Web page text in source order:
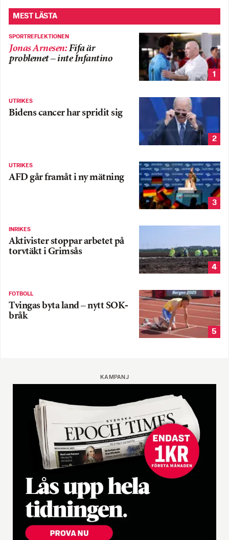
MEST LÄSTA
SPORTREFLEKTIONEN
Jonas Arnesen:Fifa är
problemet – inte Infantino
1
UTRIKES
Bidens cancer har spridit sig
2
UTRIKES
AFD går framåt i ny mätning
3
INRIKES
Aktivister stoppar arbetet på
torvtäkt i Grimsås
4
FOTBOLL
Tvingas byta land – nytt SOK-
bråk
5
KAMPANJ